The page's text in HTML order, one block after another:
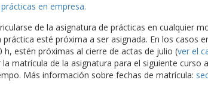
en empresa.
de la asignatura de prácticas en cualquier
esté próxima a ser asignada. En los casos
h, estén próximas al cierre de actas de julio (ver el
matrícula de la asignatura para el siguiente
Más información sobre fechas de matrícula: